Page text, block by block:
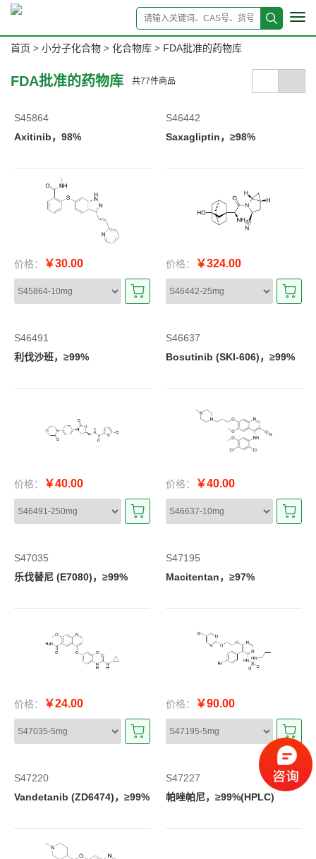
首页 > 小分子化合物 > 化合物库 > FDA批准的药物库
FDA批准的药物库 共77件商品
S45864
Axitinib，98%
价格： ￥30.00
S46442
Saxagliptin，≥98%
价格： ￥324.00
S46491
利伐沙班，≥99%
价格： ￥40.00
S46637
Bosutinib (SKI-606)，≥99%
价格： ￥40.00
S47035
乐伐替尼 (E7080)，≥99%
价格： ￥24.00
S47195
Macitentan，≥97%
价格： ￥90.00
S47220
Vandetanib (ZD6474)，≥99%
S47227
帕唑帕尼，≥99%(HPLC)